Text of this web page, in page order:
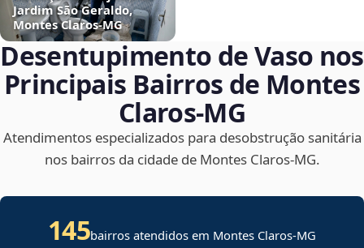
Jardim São Geraldo,
Montes Claros‑MG
Desentupimento de Vaso nos
Principais Bairros de Montes
Claros‑MG
Atendimentos especializados para desobstrução sanitária
nos bairros da cidade de Montes Claros‑MG.
145bairros atendidos em Montes Claros-MG